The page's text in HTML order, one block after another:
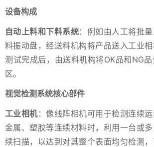
设备构成
自动上料和下料系统：例如由人工将批
料振动盘，经送料机构将产品送入工业
测试完成后，由送料机构将OK品和NG
区。
视觉检测系统核心部件
工业相机：像线阵相机可用于检测连续
金属、塑胶等连续材料时，利用一台或
续扫描，以达到对其整个表面均匀检测